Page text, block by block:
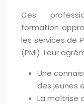
Ces
formation
les services de
(PMI). Leur
Une
des jeunes
La maîtrise